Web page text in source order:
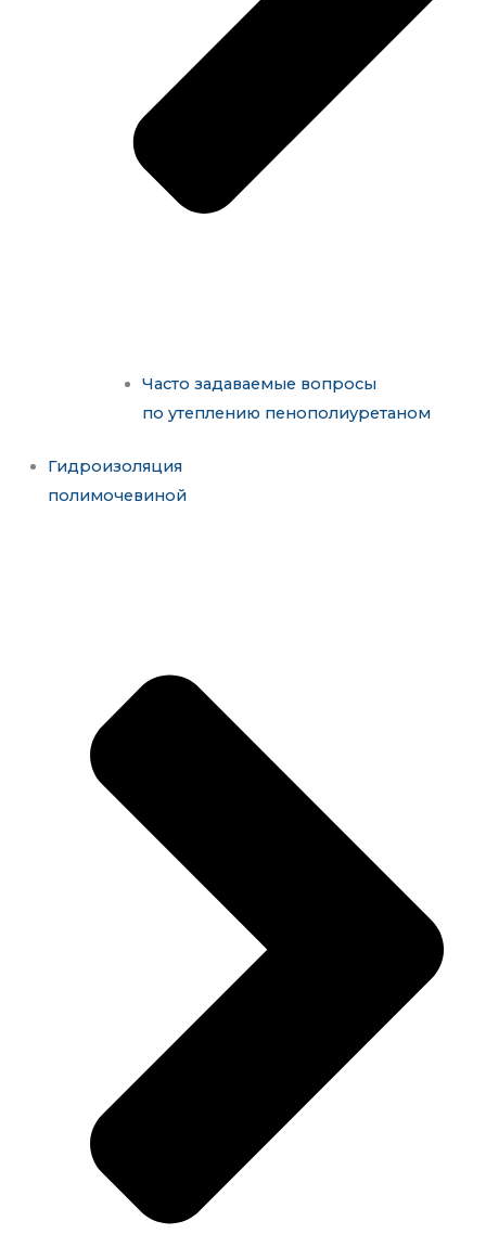
Часто задаваемые вопросы
по утеплению пенополиуретаном
Гидроизоляция
полимочевиной